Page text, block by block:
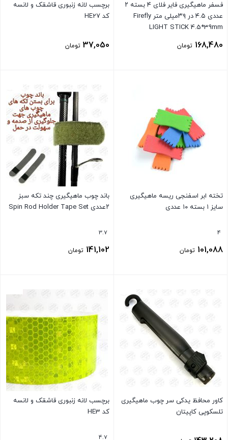
فسفر ماهیگیری فایر فلای ۴ بسته ۲
عددی ۴.۵ در ۳۹میلی متر Firefly
LIGHT STICK 4.5*39mm
168,480 تومان
برچسب لانه زنبوری قاشقک و لانسه
کد HE27
37,050 تومان
تخته ابر اسفنجی ریسه ماهیگیری
سایز ۱ بسته ۱۰ عددی
4
101,088 تومان
باند چوب ماهیگیری چند تکه سبز
۲عددی Spin Rod Holder Tape Set
3.7
141,102 تومان
کاور محافظ یدکی سر چوب ماهیگیری
تلسکوپی کاپیتان
برچسب لانه زنبوری قاشقک و لانسه
کد HE3
4.7